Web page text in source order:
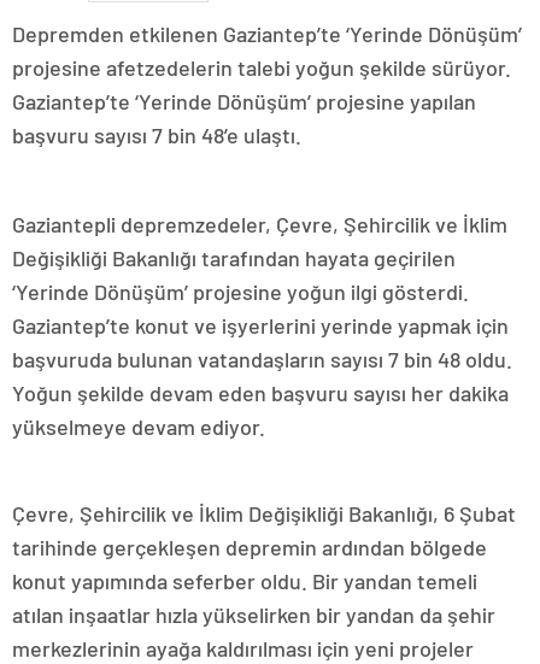
Depremden etkilenen Gaziantep’te ‘Yerinde Dönüşüm’
projesine afetzedelerin talebi yoğun şekilde sürüyor.
Gaziantep’te ‘Yerinde Dönüşüm’ projesine yapılan
başvuru sayısı 7 bin 48’e ulaştı.
Gaziantepli depremzedeler, Çevre, Şehircilik ve İklim
Değişikliği Bakanlığı tarafından hayata geçirilen
‘Yerinde Dönüşüm’ projesine yoğun ilgi gösterdi.
Gaziantep’te konut ve işyerlerini yerinde yapmak için
başvuruda bulunan vatandaşların sayısı 7 bin 48 oldu.
Yoğun şekilde devam eden başvuru sayısı her dakika
yükselmeye devam ediyor.
Çevre, Şehircilik ve İklim Değişikliği Bakanlığı, 6 Şubat
tarihinde gerçekleşen depremin ardından bölgede
konut yapımında seferber oldu. Bir yandan temeli
atılan inşaatlar hızla yükselirken bir yandan da şehir
merkezlerinin ayağa kaldırılması için yeni projeler